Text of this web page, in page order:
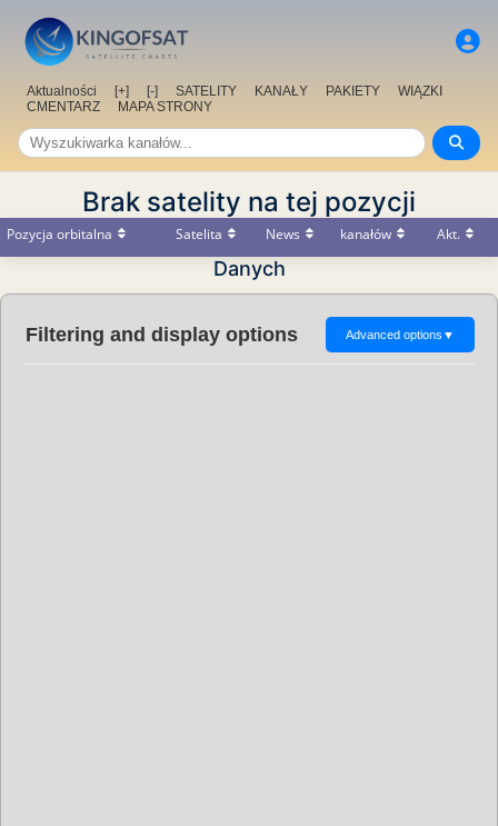
Aktualności [+] [-] SATELITY KANAŁY PAKIETY
WIĄZKI
CMENTARZ
MAPA STRONY
Brak satelity na tej pozycji
Pozycja orbitalna Satelita News kanałów Akt.
Danych
Filtering and display options Advanced options ▼